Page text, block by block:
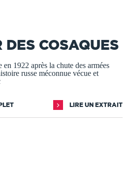
DES COSAQUES
1922 après la chute des armées
russe méconnue vécue et
LIRE UN EXTRAIT